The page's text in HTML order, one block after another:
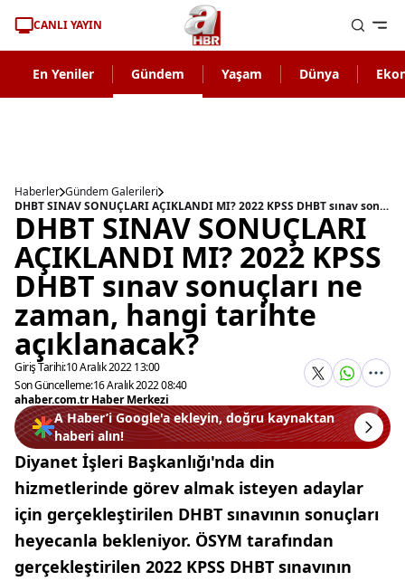
CANLI YAYIN
En Yeniler Gündem Yaşam Dünya
Haberler Gündem Galerileri
DHBT SINAV SONUÇLARI AÇIKLANDI MI? 2022 KPSS DHBT sınav sonuçları ne zaman, hangi tarihte açıklanacak?
DHBT SINAV SONUÇLARI
AÇIKLANDI MI? 2022 KPSS
DHBT sınav sonuçları ne
zaman, hangi tarihte
açıklanacak?
Giriş Tarihi:10 Aralık 2022 13:00
Son Güncelleme:16 Aralık 2022 08:40
ahaber.com.tr Haber Merkezi
A Haber’i Google'a ekleyin, doğru kaynaktan
haberi alın!
Diyanet İşleri Başkanlığı'nda din
hizmetlerinde görev almak isteyen adaylar
için gerçekleştirilen DHBT sınavının sonuçları
heyecanla bekleniyor. ÖSYM tarafından
gerçekleştirilen 2022 KPSS DHBT sınavının